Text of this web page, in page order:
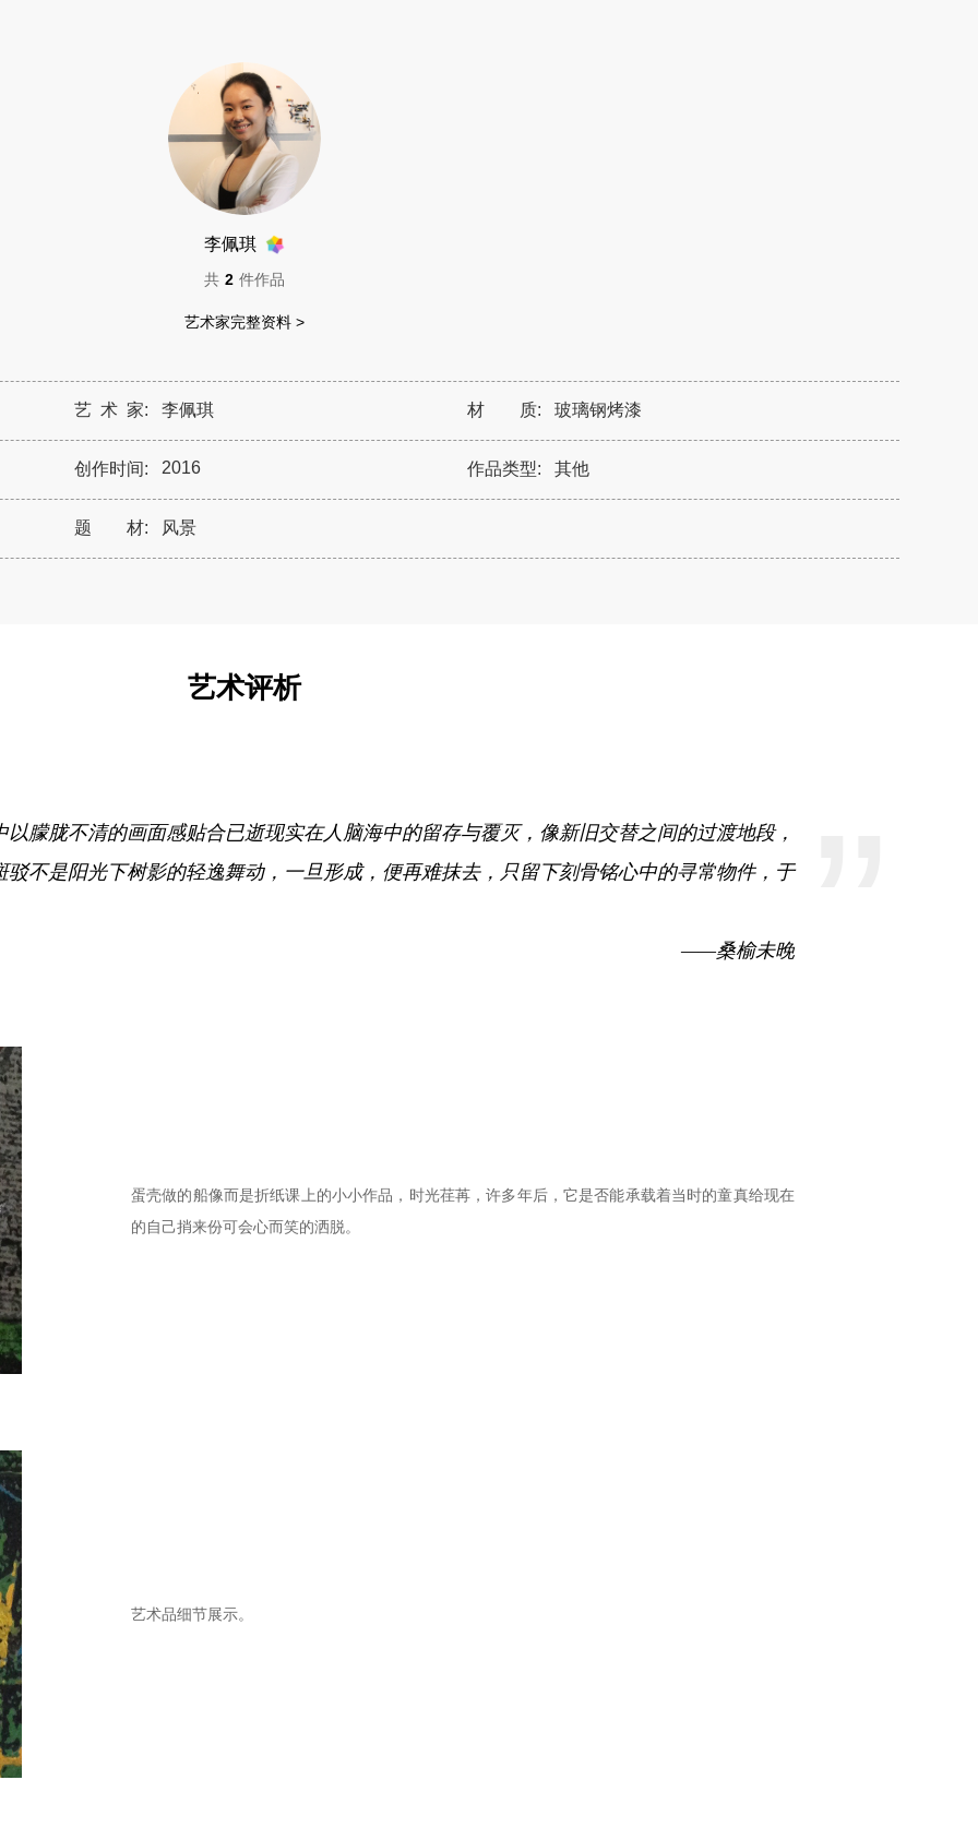
李佩琪
共 2 件作品
艺术家完整资料 >
艺 术 家: 李佩琪 材 质: 玻璃钢烤漆
创作时间: 2016 作品类型: 其他
题 材: 风景
艺术评析
朦胧不清的画面感贴合已逝现实在人脑海中的留存与覆灭，像新旧交替之间的过渡地段，
不是阳光下树影的轻逸舞动，一旦形成，便再难抹去，只留下刻骨铭心中的寻常物件，于
——桑榆未晚
蛋壳做的船像而是折纸课上的小小作品，时光荏苒，许多年后，它是否能承载着当时的童真给现在
的自己捎来份可会心而笑的洒脱。
艺术品细节展示。